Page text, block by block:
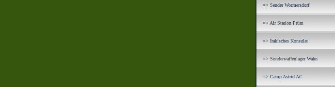
=> Sender Wormersdorf
=> Air Station Prüm
=> Irakisches Konsulat
=> Sonderwaffenlager Wahn
=> Camp Astrid AC